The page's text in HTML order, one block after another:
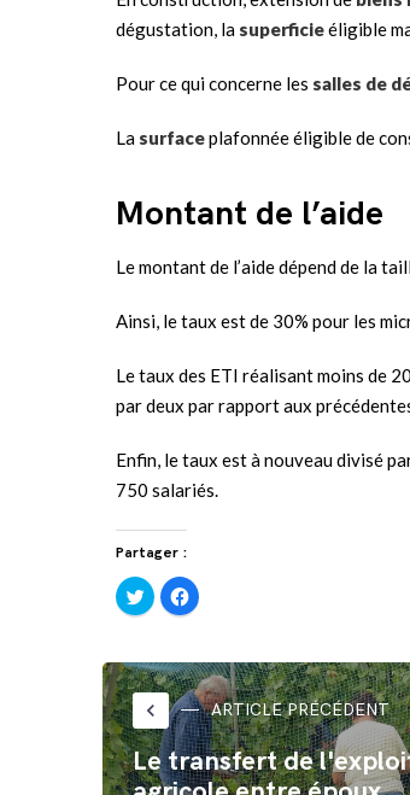
dégustation, la superficieéligible
Pour ce qui concerne les salles de
La surfaceplafonnée éligible de
Montant de l’aide
Le montant de l’aide dépend de la
Ainsi, le taux est de 30% pour les
Le taux des ETI réalisant moins de
par deux par rapport aux
Enfin, le taux est à nouveau divisé
750 salariés.
Partager :
Cliquez
pour
partager
dans
une
nouvelle
fenêtre)
Cliquez
pour
partager
dans
une
nouvelle
fenêtre)
keyboard_arrow_left ARTICLE PRÉCÉDENT
Le transfert de